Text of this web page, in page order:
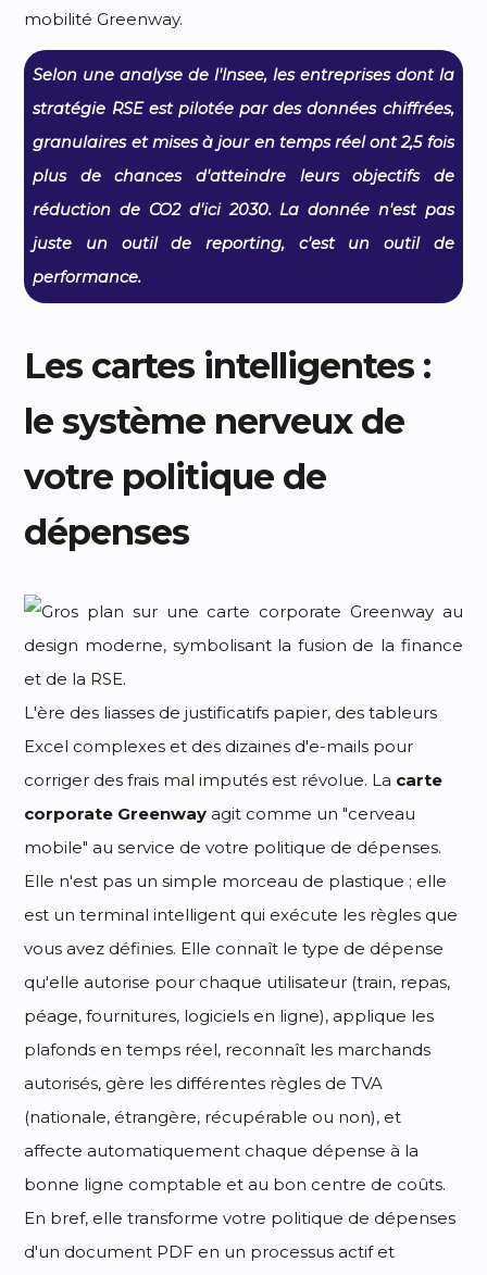
Selon une analyse de l'Insee, les entreprises dont la
stratégie RSE est pilotée par des données chiffrées,
granulaires et mises à jour en temps réel ont 2,5 fois
plus de chances d'atteindre leurs objectifs de
réduction de CO2 d'ici 2030. La donnée n'est pas
juste un outil de reporting, c'est un outil de
performance.
Les cartes intelligentes :
le système nerveux de
votre politique de
dépenses
L'ère des liasses de justificatifs papier, des tableurs
Excel complexes et des dizaines d'e-mails pour
corriger des frais mal imputés est révolue. La carte
corporate Greenway agit comme un "cerveau
mobile" au service de votre politique de dépenses.
Elle n'est pas un simple morceau de plastique ; elle
est un terminal intelligent qui exécute les règles que
vous avez définies. Elle connaît le type de dépense
qu'elle autorise pour chaque utilisateur (train, repas,
péage, fournitures, logiciels en ligne), applique les
plafonds en temps réel, reconnaît les marchands
autorisés, gère les différentes règles de TVA
(nationale, étrangère, récupérable ou non), et
affecte automatiquement chaque dépense à la
bonne ligne comptable et au bon centre de coûts.
En bref, elle transforme votre politique de dépenses
d'un document PDF en un processus actif et